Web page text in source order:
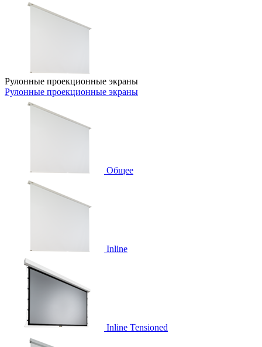
Рулонные проекционные экраны
Рулонные проекционные экраны
Общее
Inline
Inline Tensioned